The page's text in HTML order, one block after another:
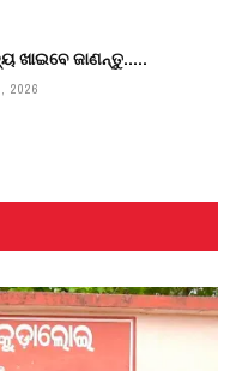
ଖାଇବେ ଜାଣନ୍ତୁ.....
2026